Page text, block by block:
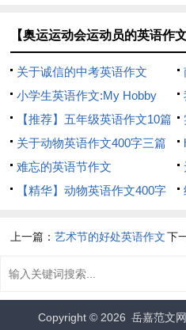
【奥运运动会运动员的英语作
关于诚信的中考英语作文
小学生英语作文:My Hobby
【推荐】五年级英语作文10篇
关于动物英语作文400字三篇
难忘的英语节作文
【精华】动物英语作文400字
上一篇：艺术节的好处英语作文下
Copyright © 2026 岳嘉范文网